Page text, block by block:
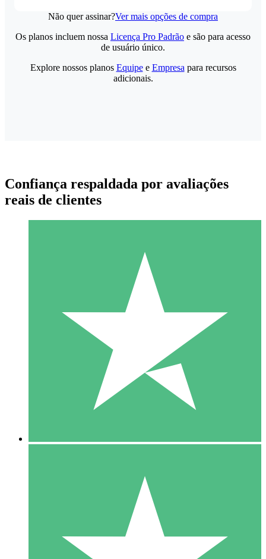
Não quer assinar?Ver mais opções de compra
Pacotes de Créditos Individuais
Pague conforme o uso com créditos de download. Sem
1000
10 Downloads
20 00
Os planos incluem nossa Licença Pro Padrão e são para acesso
de usuário único.
Explore nossos planos Equipee Empresa para recursos
adicionais.
Confiança respaldada por avaliações
reais de clientes